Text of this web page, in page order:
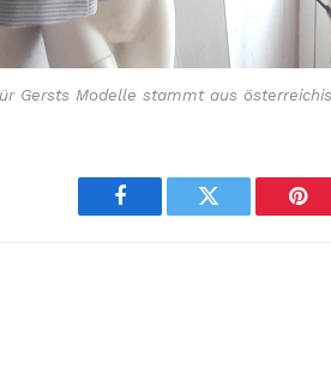
Gersts Modelle stammt aus
Facebook Twitter